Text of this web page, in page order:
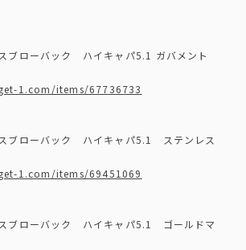
スブローバック ハイキャパ5.1 ガバメント
1.com/items/67736733
スブローバック ハイキャパ5.1 ステンレス
1.com/items/69451069
スブローバック ハイキャパ5.1 ゴールドマ